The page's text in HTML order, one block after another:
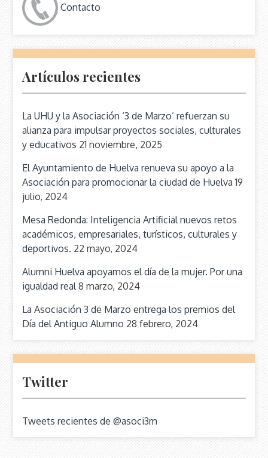
Contacto
Artículos recientes
La UHU y la Asociación ‘3 de Marzo’ refuerzan su
alianza para impulsar proyectos sociales, culturales
y educativos 21 noviembre, 2025
El Ayuntamiento de Huelva renueva su apoyo a la
Asociación para promocionar la ciudad de Huelva 19
julio, 2024
Mesa Redonda: Inteligencia Artificial nuevos retos
académicos, empresariales, turísticos, culturales y
deportivos. 22 mayo, 2024
Alumni Huelva apoyamos el día de la mujer. Por una
igualdad real 8 marzo, 2024
La Asociación 3 de Marzo entrega los premios del
Día del Antiguo Alumno 28 febrero, 2024
Twitter
Tweets recientes de @asoci3m